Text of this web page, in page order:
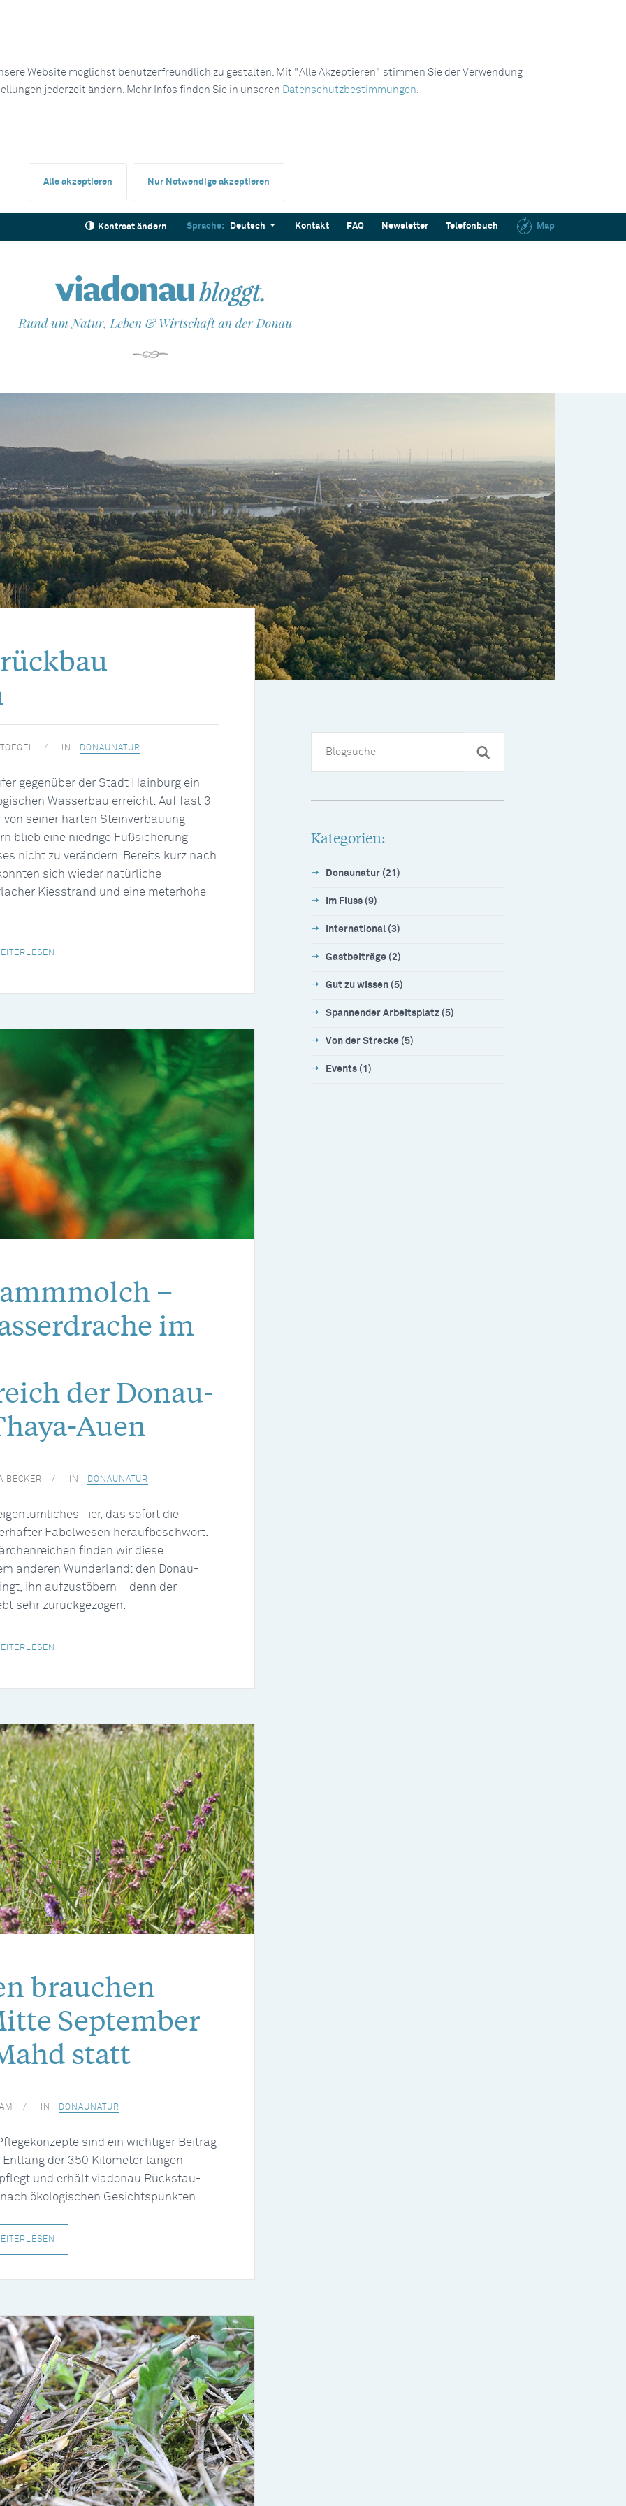
Website möglichst benutzerfreundlich zu gestalten. Mit "Alle Akzeptieren" stimmen Sie der Verwendung
jederzeit ändern. Mehr Infos finden Sie in unseren Datenschutzbestimmungen.
Alle akzeptieren Nur Notwendige akzeptieren
Kontrast ändern Sprache: Deutsch Kontakt FAQ Newsletter Telefonbuch Map
IN DONAUNATUR
gegenüber der Stadt Hainburg ein
Wasserbau erreicht: Auf fast 3
seiner harten Steinverbauung
blieb eine niedrige Fußsicherung
nicht zu verändern. Bereits kurz nach
sich wieder natürliche
Kiesstrand und eine meterhohe
–
im
der Donau-
Auen
BECKER IN DONAUNATUR
Tier, das sofort die
Fabelwesen heraufbeschwört.
finden wir diese
anderen Wunderland: den Donau-
ihn aufzustöbern – denn der
sehr zurückgezogen.
brauchen
September
statt
IN DONAUNATUR
sind ein wichtiger Beitrag
der 350 Kilometer langen
und erhält viadonau Rückstau-
ökologischen Gesichtspunkten.
Kategorien:
Donaunatur (21)
Im Fluss (9)
International (3)
Gastbeiträge (2)
Gut zu wissen (5)
Spannender Arbeitsplatz (5)
Von der Strecke (5)
Events (1)